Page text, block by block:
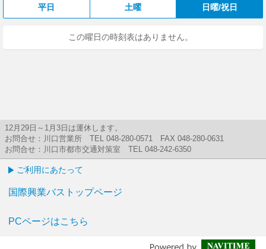
平日 土曜 日曜/祝日
この曜日の時刻表はありません。
12月29日～1月3日は運休します。
お問合せ：川口営業所 TEL 048-280-0571 FAX 048-280-0631
お問合せ：川口市都市交通対策室 TEL 048-242-6350
ご利用にあたって
国際興業バストップページ
PCページはこちら